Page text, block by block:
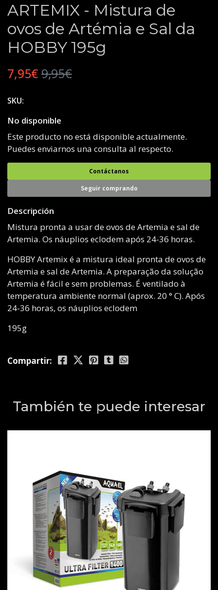
ARTEMIX - Mistura de
ovos de Artémia e Sal da
HOBBY 195g
7,95€ 9,95€
SKU:
No disponible
Este producto no está disponible actualmente.
Puedes enviarnos una consulta al respecto.
Contáctanos
Seguir comprando
Descripción
Mistura pronta a usar de ovos de Artemia e sal de
Artemia. Os náuplios eclodem após 24-36 horas.
HOBBY Artemix é a mistura ideal pronta de ovos de
Artemia e sal de Artemia. A preparação da solução
Artemia é fácil e sem problemas. É ventilado à
temperatura ambiente normal (aprox. 20 ° C). Após
24-36 horas, os náuplios eclodem
195g
Compartir:
También te puede interesar